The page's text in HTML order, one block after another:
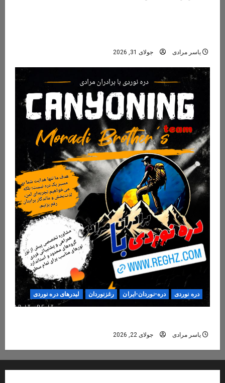
یاسر مرادی جولای 31, 2026
دره نوردی دره-نوردان-ایران رغزنوردان لیدرهای دره نوردی
یاسر مرادی جولای 22, 2026